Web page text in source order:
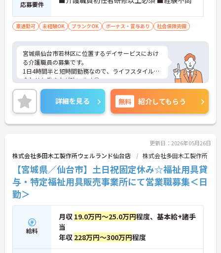
応募要件
車通勤可 未経験OK ブランクOK ボーナス・賞与あり 社会保険完備
宮城県仙台市若林区に位置するデイサービスにおけ
る介護職員の募集です。
1日4時間半と短時間勤務なので、ライフスタイルに
合わせた働き方が叶います◎
未経験・ブランクOK！お仕事に不安のある方も働き
やすい環境です♪
ご興味のある方には面接ポイントをお伝えしますの
で、お気軽にお問い合わせください！
詳細を見る 無料 紹介してもらう
更新日：2026年05月26日
株式会社多田木工製作所ウェルランド仙台店 株式会社多田木工製作所
【宮城県／仙台市】土日祝固定休み☆福祉用具貸
与・特定福祉用具販売事業所にて営業職募集＜日
勤＞
給料
月収 19.0万円～25.0万円程度、基本給+諸手
当
年収 228万円～300万円程度